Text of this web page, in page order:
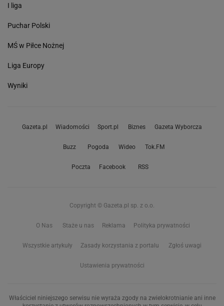
I liga
Puchar Polski
MŚ w Piłce Nożnej
Liga Europy
Wyniki
Gazeta.pl Wiadomości Sport.pl Biznes Gazeta Wyborcza
Buzz Pogoda Wideo Tok.FM
Poczta Facebook RSS
Copyright © Gazeta.pl sp. z o.o.
O Nas Staże u nas Reklama Polityka prywatności
Wszystkie artykuły Zasady korzystania z portalu Zgłoś uwagi
Ustawienia prywatności
Właściciel niniejszego serwisu nie wyraża zgody na zwielokrotnianie ani inne